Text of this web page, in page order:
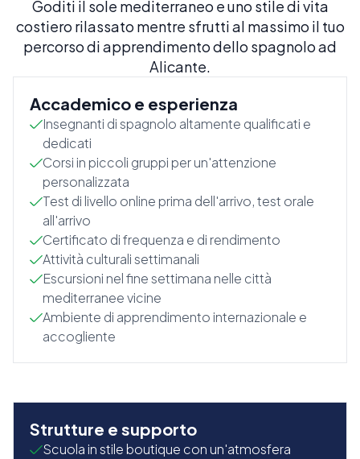
Goditi il sole mediterraneo e uno stile di vita
costiero rilassato mentre sfrutti al massimo il tuo
percorso di apprendimento dello spagnolo ad
Alicante.
Accademico e esperienza
Insegnanti di spagnolo altamente qualificati e
dedicati
Corsi in piccoli gruppi per un'attenzione
personalizzata
Test di livello online prima dell'arrivo, test orale
all'arrivo
Certificato di frequenza e di rendimento
Attività culturali settimanali
Escursioni nel fine settimana nelle città
mediterranee vicine
Ambiente di apprendimento internazionale e
accogliente
Strutture e supporto
Scuola in stile boutique con un'atmosfera